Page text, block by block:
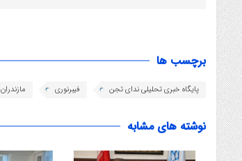
برچسب ها
پایگاه خبری تحلیلی ندای تجن فیبرنوری مازندران
نوشته های مشابه